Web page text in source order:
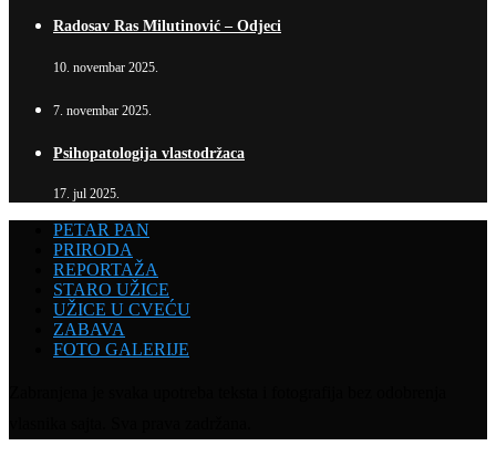
Radosav Ras Milutinović – Odjeci
10. novembar 2025.
7. novembar 2025.
Psihopatologija vlastodržaca
17. jul 2025.
PETAR PAN
PRIRODA
REPORTAŽA
STARO UŽICE
UŽICE U CVEĆU
ZABAVA
FOTO GALERIJE